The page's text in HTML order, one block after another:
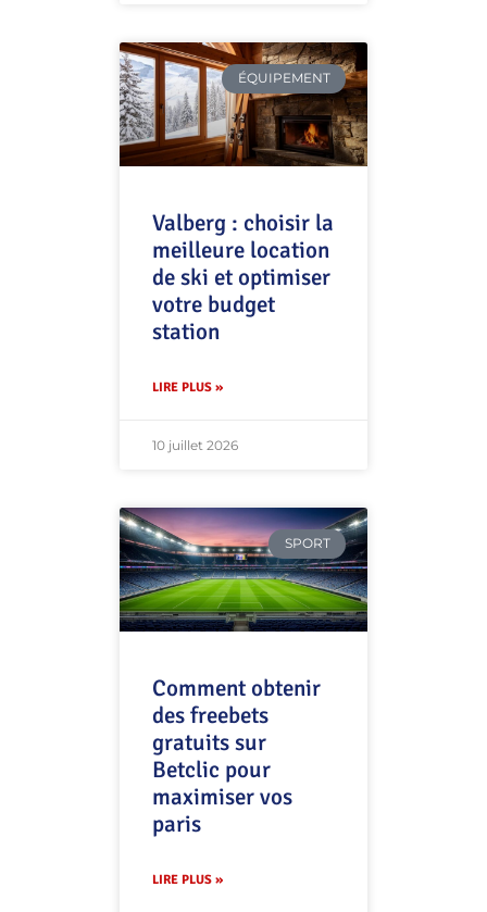
ÉQUIPEMENT
Valberg : choisir la
meilleure location
de ski et optimiser
votre budget
station
LIRE PLUS »
10 juillet 2026
SPORT
Comment obtenir
des freebets
gratuits sur
Betclic pour
maximiser vos
paris
LIRE PLUS »